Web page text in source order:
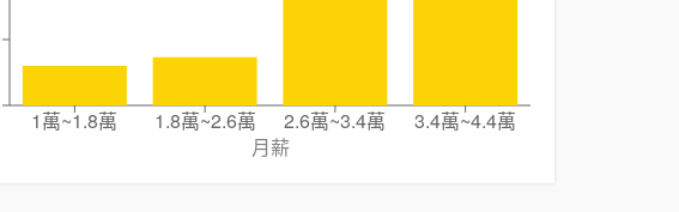
1萬~1.8萬 1.8萬~2.6萬 2.6萬~3.4萬
3.4萬~4.4萬
月薪